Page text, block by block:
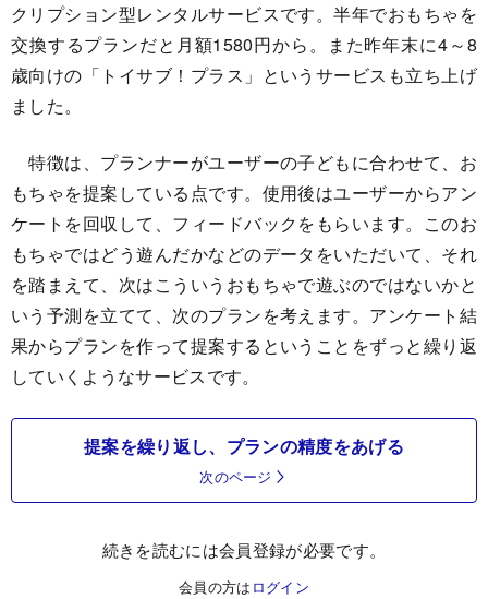
クリプション型レンタルサービスです。半年でおもちゃを
交換するプランだと月額1580円から。また昨年末に4～8
歳向けの「トイサブ！プラス」というサービスも立ち上げ
ました。
特徴は、プランナーがユーザーの子どもに合わせて、お
もちゃを提案している点です。使用後はユーザーからアン
ケートを回収して、フィードバックをもらいます。このお
もちゃではどう遊んだかなどのデータをいただいて、それ
を踏まえて、次はこういうおもちゃで遊ぶのではないかと
いう予測を立てて、次のプランを考えます。アンケート結
果からプランを作って提案するということをずっと繰り返
していくようなサービスです。
提案を繰り返し、プランの精度をあげる
次のページ
続きを読むには会員登録が必要です。
会員の方は ログイン